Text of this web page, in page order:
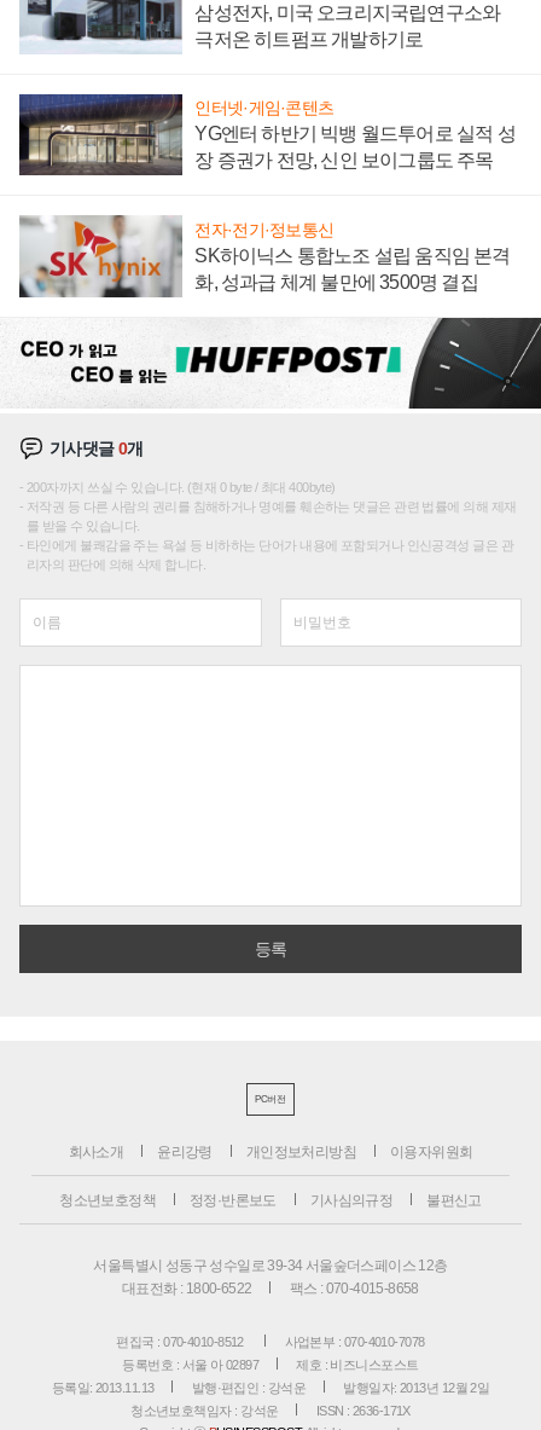
삼성전자, 미국 오크리지국립연구소와
극저온 히트펌프 개발하기로
인터넷·게임·콘텐츠
YG엔터 하반기 빅뱅 월드투어로 실적 성
장 증권가 전망, 신인 보이그룹도 주목
전자·전기·정보통신
SK하이닉스 통합노조 설립 움직임 본격
화, 성과급 체계 불만에 3500명 결집
기사댓글0개
200자까지 쓰실 수 있습니다. (현재 0 byte / 최대 400byte)
저작권 등 다른 사람의 권리를 침해하거나 명예를 훼손하는 댓글은 관련 법률에 의해 제재
를 받을 수 있습니다.
타인에게 불쾌감을 주는 욕설 등 비하하는 단어가 내용에 포함되거나 인신공격성 글은 관
리자의 판단에 의해 삭제 합니다.
PC버전
회사소개 윤리강령 개인정보처리방침 이용자위원회
청소년보호정책 정정·반론보도 기사심의규정 불편신고
서울특별시 성동구 성수일로 39-34 서울숲더스페이스 12층
대표전화 : 1800-6522
팩스 : 070-4015-8658
편집국 : 070-4010-8512
사업본부 : 070-4010-7078
등록번호 : 서울 아 02897
제호 : 비즈니스포스트
등록일: 2013.11.13
발행·편집인 : 강석운
발행일자: 2013년 12월 2일
청소년보호책임자 : 강석운
ISSN : 2636-171X